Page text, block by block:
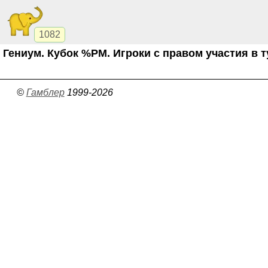
1082
Гениум. Кубок %PM. Игроки с правом участия в
© Гамблер1999-2026